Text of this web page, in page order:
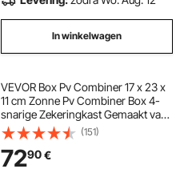
In winkelwagen
VEVOR Box Pv Combiner 17 x 23 x
11 cm Zonne Pv Combiner Box 4-
snarige Zekeringkast Gemaakt van
Premium ABS-materiaal met een
Professionele Hoogspannings-
bliksemafleider en IP65
Beschermingsniveau 15A
(151)
7290€